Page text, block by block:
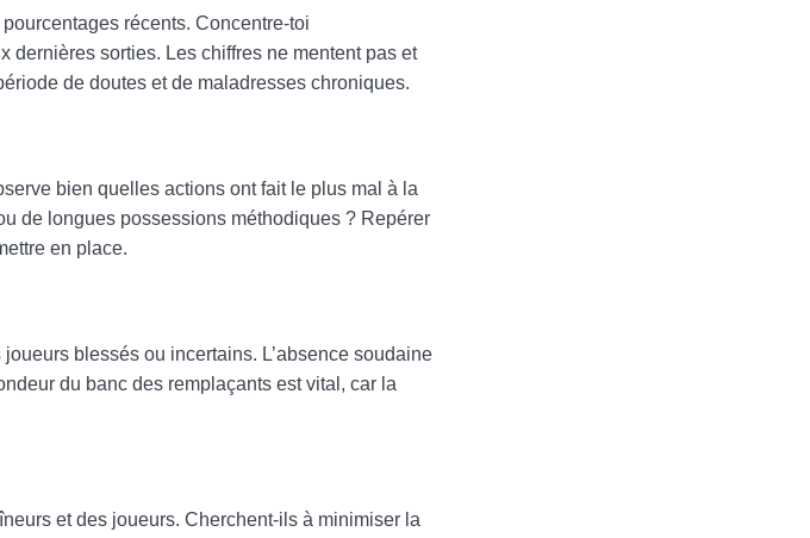
récents. Concentre-toi
dernières sorties. Les chiffres ne mentent pas et
de doutes et de maladresses chroniques.
bien quelles actions ont fait le plus mal à la
de longues possessions méthodiques ? Repérer
en place.
blessés ou incertains. L’absence soudaine
du banc des remplaçants est vital, car la
et des joueurs. Cherchent-ils à minimiser la